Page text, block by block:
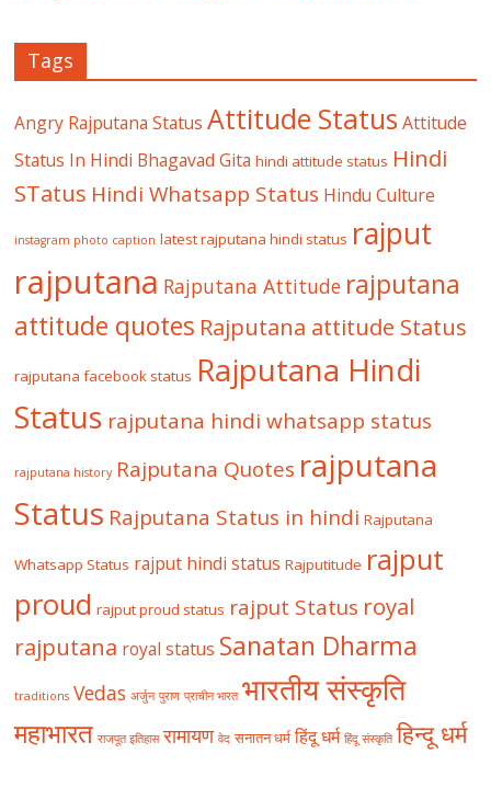
Tags
Angry Rajputana Status Attitude Status Attitude
Status In Hindi Bhagavad Gita hindi attitude status Hindi
STatus Hindi Whatsapp Status Hindu Culture
instagram photo caption latest rajputana hindi status rajput
rajputana Rajputana Attitude rajputana
attitude quotes Rajputana attitude Status
rajputana facebook status Rajputana Hindi
Status rajputana hindi whatsapp status
rajputana history Rajputana Quotes rajputana
Status Rajputana Status in hindi Rajputana
Whatsapp Status rajput hindi status Rajputitude rajput
proud rajput proud status rajput Status royal
rajputana royal status Sanatan Dharma
traditions Vedas अर्जुन पुराण प्राचीन भारत भारतीय संस्कृति
महाभारत राजपूत इतिहास रामायण वेद सनातन धर्म हिंदू धर्म हिंदू संस्कृति हिन्दू धर्म